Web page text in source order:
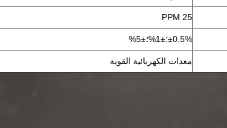
25 PPM
±0.5%؛±1%؛±5%
معدات الكهربائية القوية